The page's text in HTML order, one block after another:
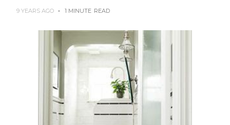
9 YEARS AGO 1 MINUTE READ